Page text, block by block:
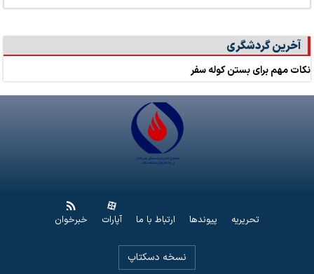
آخرین گردشگری
نکات مهم برای بستن کوله سفر
تحریریه پیوندها ارتباط با ما آپارات خبرخوان
نسخه دسکتاپ